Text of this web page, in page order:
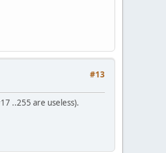
#13
..255 are useless).